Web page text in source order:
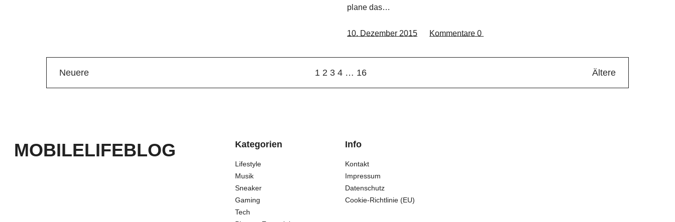
plane das…
10. Dezember 2015 Kommentare 0
Neuere 1 2 3 4 … 16 Ältere
MOBILELIFEBLOG Kategorien
Lifestyle
Musik
Sneaker
Gaming
Tech
Info
Kontakt
Impressum
Datenschutz
Cookie-Richtlinie (EU)